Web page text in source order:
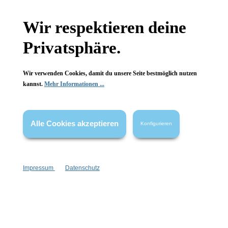
Wissenswertes
Vertrag widerrufen
* Alle Preise inkl. gesetzl. Mehrwertsteuer zzgl. Versandkosten
Wir respektieren deine
Privatsphäre.
Wir verwenden Cookies, damit du unsere Seite bestmöglich nutzen
kannst. Mehr Informationen ...
Alle Cookies akzeptieren Konfigurieren
Impressum Datenschutz